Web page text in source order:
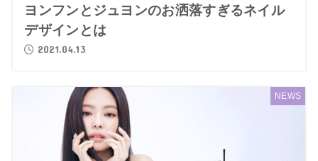
ヨンフンとジュヨンのお洒落すぎるネイル
デザインとは
2021.04.13
NEWS